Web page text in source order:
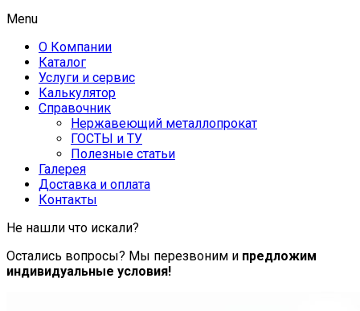
Menu
О Компании
Каталог
Услуги и сервис
Калькулятор
Справочник
Нержавеющий металлопрокат
ГОСТЫ и ТУ
Полезные статьи
Галерея
Доставка и оплата
Контакты
Не нашли что искали?
Остались вопросы? Мы перезвоним и предложим
индивидуальные условия!